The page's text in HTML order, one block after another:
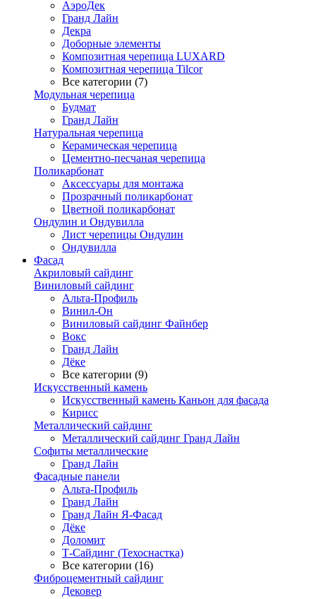
АэроДек
Гранд Лайн
Декра
Доборные элементы
Композитная черепица LUXARD
Композитная черепица Tilcor
Все категории (7)
Модульная черепица
Будмат
Гранд Лайн
Натуральная черепица
Керамическая черепица
Цементно-песчаная черепица
Поликарбонат
Аксессуары для монтажа
Прозрачный поликарбонат
Цветной поликарбонат
Ондулин и Ондувилла
Лист черепицы Ондулин
Ондувилла
Фасад
Акриловый сайдинг
Виниловый сайдинг
Альта-Профиль
Винил-Он
Виниловый сайдинг Файнбер
Вокс
Гранд Лайн
Дёке
Все категории (9)
Искусственный камень
Искусственный камень Каньон для фасада
Кирисс
Металлический сайдинг
Металлический сайдинг Гранд Лайн
Софиты металлические
Гранд Лайн
Фасадные панели
Альта-Профиль
Гранд Лайн
Гранд Лайн Я-Фасад
Дёке
Доломит
Т-Сайдинг (Техоснастка)
Все категории (16)
Фиброцементный сайдинг
Дековер